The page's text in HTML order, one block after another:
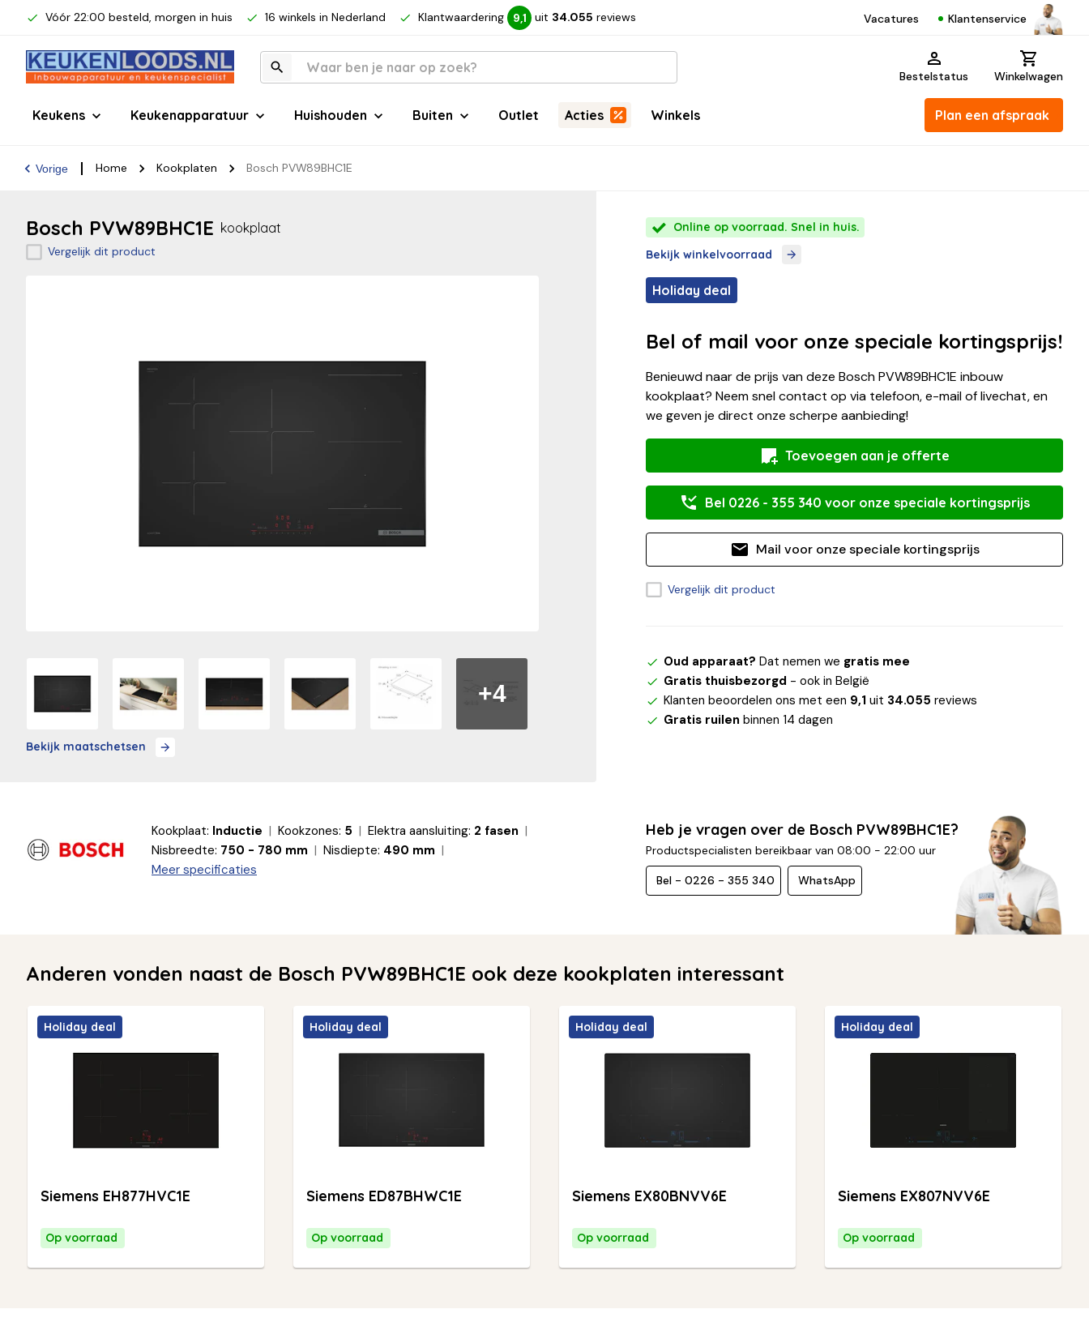
Vóór 22:00 besteld, morgen in huis 16 winkels in Nederland Klantwaardering 9,1 uit 34.055 reviews Vacatures Klantenservice
Bestelstatus Winkelwagen
Keukens Keukenapparatuur Huishouden Buiten Outlet Acties Winkels Plan een afspraak
Vorige Home Kookplaten Bosch PVW89BHC1E
Bosch PVW89BHC1E kookplaat
Vergelijk dit product
+4
Bekijk maatschetsen
Online op voorraad. Snel in huis.
Bekijk winkelvoorraad
Holiday deal
Bel of mail voor onze speciale kortingsprijs!
Benieuwd naar de prijs van deze Bosch PVW89BHC1E inbouw
kookplaat? Neem snel contact op via telefoon, e-mail of livechat, en
we geven je direct onze scherpe aanbieding!
Toevoegen aan je offerte
Bel 0226 - 355 340 voor onze speciale kortingsprijs
Mail voor onze speciale kortingsprijs
Vergelijk dit product
Oud apparaat? Dat nemen we gratis mee
Gratis thuisbezorgd - ook in België
Klanten beoordelen ons met een 9,1 uit 34.055 reviews
Gratis ruilen binnen 14 dagen
Kookplaat: Inductie Kookzones: 5 Elektra aansluiting: 2 fasen
Nisbreedte: 750 - 780 mm Nisdiepte: 490 mm
Meer specificaties
Heb je vragen over de Bosch PVW89BHC1E?
Productspecialisten bereikbaar van 08:00 - 22:00 uur
Bel - 0226 - 355 340 WhatsApp
Anderen vonden naast de Bosch PVW89BHC1E ook deze kookplaten interessant
Holiday deal
Siemens EH877HVC1E
Op voorraad
Holiday deal
Siemens ED87BHWC1E
Op voorraad
Holiday deal
Siemens EX80BNVV6E
Op voorraad
Holiday deal
Siemens EX807NVV6E
Op voorraad